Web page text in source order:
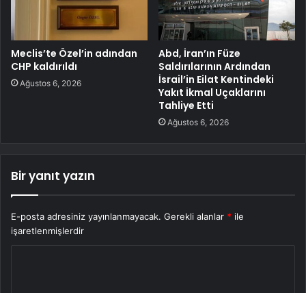
Meclis’te Özel’in adından
CHP kaldırıldı
Ağustos 6, 2026
Abd, İran’ın Füze
Saldırılarının Ardından
İsrail’in Eilat Kentindeki
Yakıt İkmal Uçaklarını
Tahliye Etti
Ağustos 6, 2026
Bir yanıt yazın
E-posta adresiniz yayınlanmayacak. Gerekli alanlar * ile
işaretlenmişlerdir